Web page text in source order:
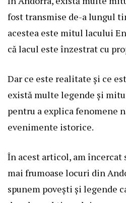
fost transmise de-a lungul
acestea este mitul lacului
că lacul este înzestrat cu
Dar ce este realitate și ce
există multe legende și
pentru a explica fenomene
evenimente istorice.
În acest articol, am încercat
mai frumoase locuri din
spunem povești și legende